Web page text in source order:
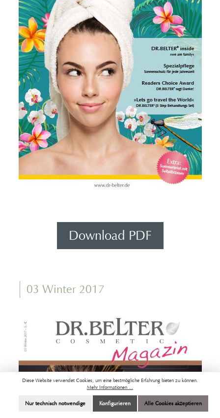
Download PDF
03 Winter 2017
Diese Website verwendet Cookies, um eine bestmögliche Erfahrung bieten zu können.
Mehr Informationen ...
Nur technisch notwendige Konfigurieren Alle Cookies akzeptieren